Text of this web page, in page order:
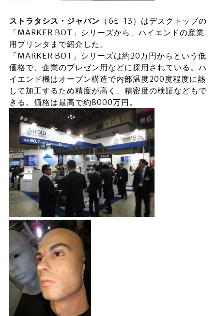
ストラタシス・ジャパン （6E-13）はデスクトップの
「MARKER BOT」シリーズから、ハイエンドの産業
用プリンタまで紹介した。
「MARKER BOT」シリーズは約20万円からという低
価格で、企業のプレゼン用などに採用されている。ハ
イエンド機はオーブン構造で内部温度200度程度に熱
して加工するため精度が高く、精密度の検証などもで
きる。価格は最高で約8000万円。